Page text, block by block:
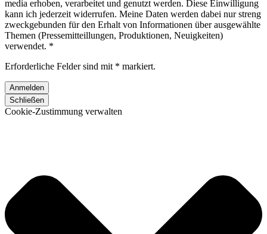
media erhoben, verarbeitet und genutzt werden. Diese Einwilligung
kann ich jederzeit widerrufen. Meine Daten werden dabei nur streng
zweckgebunden für den Erhalt von Informationen über ausgewählte
Themen (Pressemitteillungen, Produktionen, Neuigkeiten)
verwendet. *
Erforderliche Felder sind mit * markiert.
Schließen
Cookie-Zustimmung verwalten